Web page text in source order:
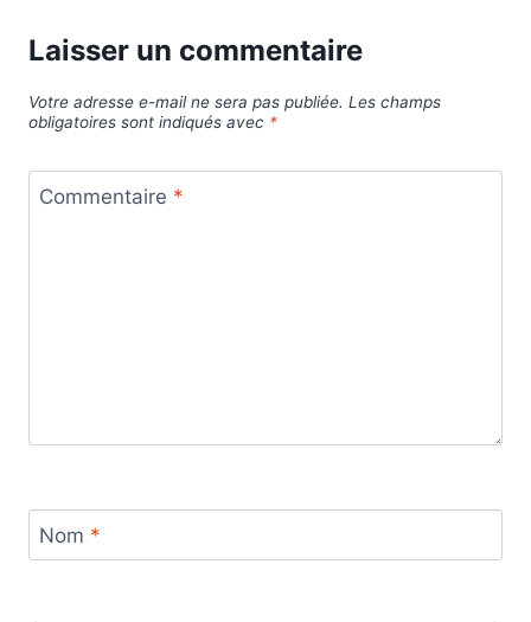
Laisser un commentaire
Votre adresse e-mail ne sera pas publiée. Les champs
obligatoires sont indiqués avec *
Commentaire *
Nom *